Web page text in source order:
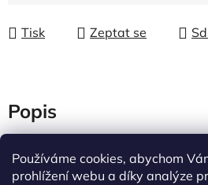
Používáme cookies, abychom
prohlížení webu a díky analýze
Tisk Zeptat se
Popis
Diskuze